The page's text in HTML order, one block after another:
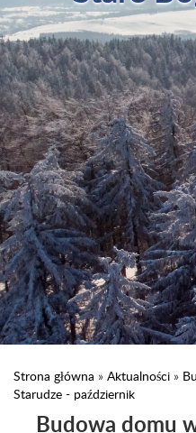
Strona główna » Aktualności »
Starudze - październik
Budowa domu